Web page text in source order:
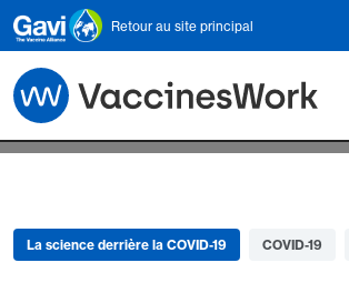
Skip to main content
Retour au site principal
La science derrière la COVID-19 COVID-19